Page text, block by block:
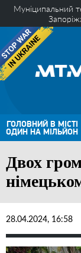
Муніципальний
ГОЛОВНИЙ В МІСТІ
ОДИН НА МІЛЬЙОН
Двох
28.04.2024, 16:58